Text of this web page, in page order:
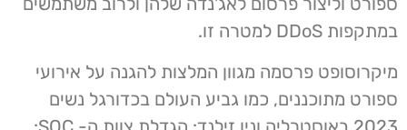
במתקפות DDoS למטרה זו.
מיקרוסופט פרסמה מגוון המלצות להגנה על אירועי
ספורט מתוכננים, כמו גביע העולם בכדורגל נשים